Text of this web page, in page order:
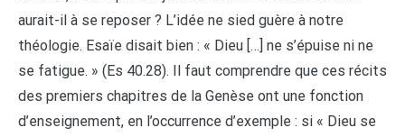
aurait-il à se reposer ? L’idée ne sied guère à notre
théologie. Esaïe disait bien : « Dieu […] ne s’épuise ni ne
se fatigue. » (Es 40.28). Il faut comprendre que ces récits
des premiers chapitres de la Genèse ont une fonction
d’enseignement, en l’occurrence d’exemple : si « Dieu se